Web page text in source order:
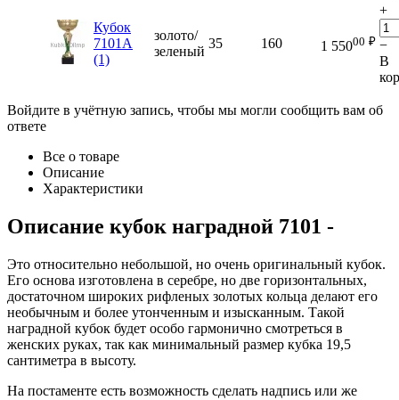
Кубок
7101A
(1)
золото/
зеленый
35 160 1 55000 ₽
+
−
В
Войдите в учётную запись, чтобы мы могли сообщить вам об
ответе
Все о товаре
Описание
Характеристики
Описание кубок наградной 7101 -
Это относительно небольшой, но очень оригинальный кубок.
Его основа изготовлена в серебре, но две горизонтальных,
достаточном широких рифленых золотых кольца делают его
необычным и более утонченным и изысканным. Такой
наградной кубок будет особо гармонично смотреться в
женских руках, так как минимальный размер кубка 19,5
сантиметра в высоту.
На постаменте есть возможность сделать надпись или же